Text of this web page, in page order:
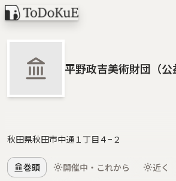
平野政吉美術財団（公
秋田県秋田市中通１丁目４−２
巻頭 開催中・これから 近く